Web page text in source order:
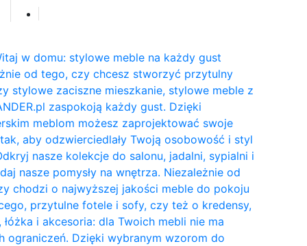
w domu: stylowe meble na każdy gust
od tego, czy chcesz stworzyć przytulny
stylowe zaciszne mieszkanie, stylowe meble z
zaspokoją każdy gust. Dzięki
meblom możesz zaprojektować swoje
aby odzwierciedlały Twoją osobowość i styl
nasze kolekcje do salonu, jadalni, sypialni i
nasze pomysły na wnętrza. Niezależnie od
chodzi o najwyższej jakości meble do pokoju
przytulne fotele i sofy, czy też o kredensy,
i akcesoria: dla Twoich mebli nie ma
ograniczeń. Dzięki wybranym wzorom do